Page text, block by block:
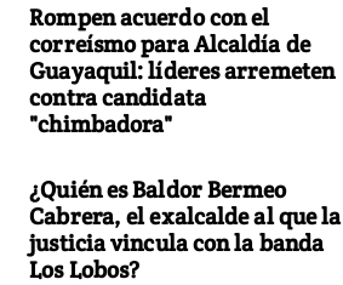
Rompen acuerdo con el
correísmo para Alcaldía de
Guayaquil: líderes arremeten
contra candidata
"chimbadora"
¿Quién es Baldor Bermeo
Cabrera, el exalcalde al que la
justicia vincula con la banda
Los Lobos?